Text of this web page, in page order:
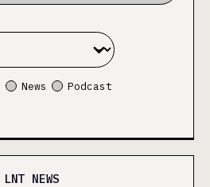
News
Podcast
LNT NEWS